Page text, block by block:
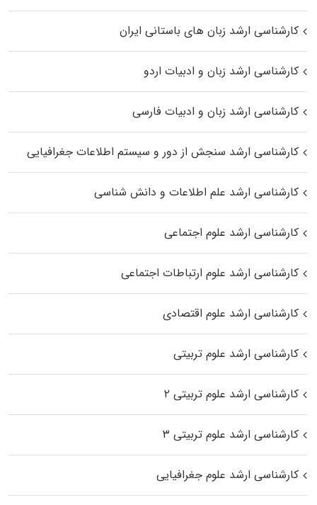
کارشناسی ارشد زبان‌ های باستانی ایران
کارشناسی ارشد زبان و ادبیات اردو
کارشناسی ارشد زبان و ادبیات فارسی
کارشناسی ارشد سنجش از دور و سیستم اطلاعات جغرافیایی
کارشناسی ارشد علم اطلاعات و دانش شناسی
کارشناسی ارشد علوم اجتماعی
کارشناسی ارشد علوم ارتباطات اجتماعی
کارشناسی ارشد علوم اقتصادی
کارشناسی ارشد علوم تربیتی
کارشناسی ارشد علوم تربیتی ۲
کارشناسی ارشد علوم تربیتی ۳
کارشناسی ارشد علوم جغرافیایی